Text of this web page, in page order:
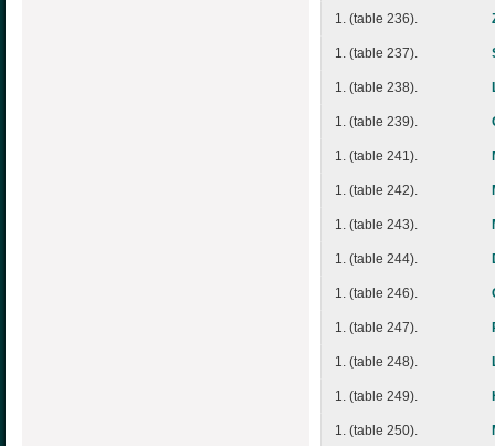
1. (table 236).
1. (table 237).
1. (table 238).
1. (table 239).
1. (table 241).
1. (table 242).
1. (table 243).
1. (table 244).
1. (table 246).
1. (table 247).
1. (table 248).
1. (table 249).
1. (table 250).